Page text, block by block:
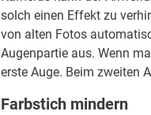
solch einen Effekt zu
von alten Fotos
Augenpartie aus. Wenn
erste Auge. Beim zweiten
Farbstich mindern